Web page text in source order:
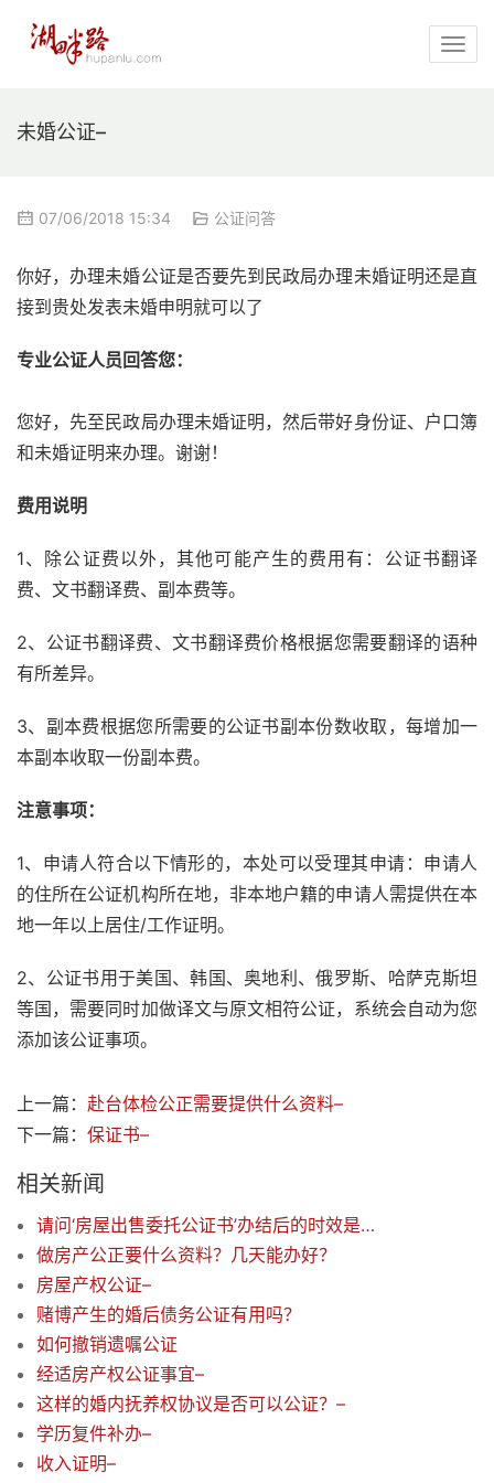
未婚公证–
07/06/2018 15:34 公证问答
你好，办理未婚公证是否要先到民政局办理未婚证明还是直
接到贵处发表未婚申明就可以了
专业公证人员回答您：
您好，先至民政局办理未婚证明，然后带好身份证、户口簿
和未婚证明来办理。谢谢！
费用说明
1、除公证费以外，其他可能产生的费用有：公证书翻译
费、文书翻译费、副本费等。
2、公证书翻译费、文书翻译费价格根据您需要翻译的语种
有所差异。
3、副本费根据您所需要的公证书副本份数收取，每增加一
本副本收取一份副本费。
注意事项：
1、申请人符合以下情形的，本处可以受理其申请：申请人
的住所在公证机构所在地，非本地户籍的申请人需提供在本
地一年以上居住/工作证明。
2、公证书用于美国、韩国、奥地利、俄罗斯、哈萨克斯坦
等国，需要同时加做译文与原文相符公证，系统会自动为您
添加该公证事项。
上一篇： 赴台体检公正需要提供什么资料–
下一篇： 保证书–
相关新闻
请问‘房屋出售委托公证书’办结后的时效是多少长？
做房产公正要什么资料？几天能办好？
房屋产权公证–
赌博产生的婚后债务公证有用吗？
如何撤销遗嘱公证
经适房产权公证事宜–
这样的婚内抚养权协议是否可以公证？–
学历复件补办–
收入证明–